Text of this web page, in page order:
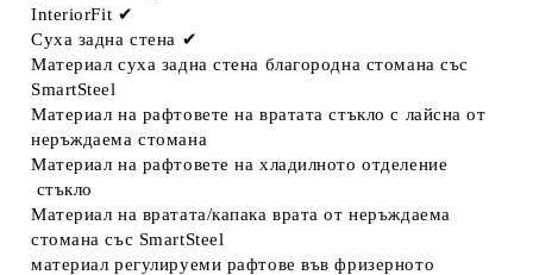
InteriorFit ✔
Суха задна стена ✔
Материал суха задна стена благородна стомана със
SmartSteel
Материал на рафтовете на вратата стъкло с лайсна от
неръждаема стомана
Материал на рафтовете на хладилното отделение
стъкло
Материал на вратата/капака врата от неръждаема
стомана със SmartSteel
материал регулируеми рафтове във фризерното